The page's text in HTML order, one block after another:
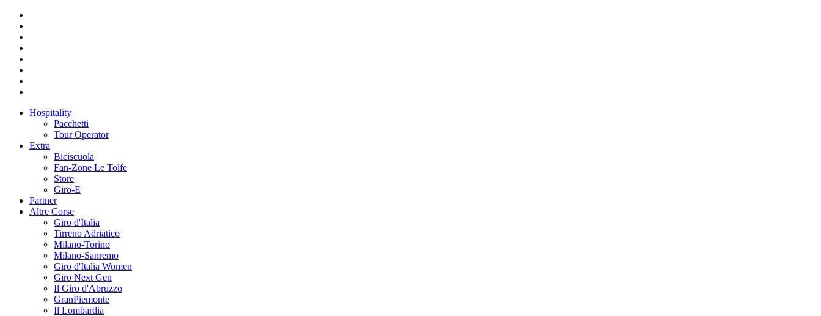
Hospitality
Pacchetti
Tour Operator
Extra
Biciscuola
Fan-Zone Le Tolfe
Store
Giro-E
Partner
Altre Corse
Giro d'Italia
Tirreno Adriatico
Milano-Torino
Milano-Sanremo
Giro d'Italia Women
Giro Next Gen
Il Giro d'Abruzzo
GranPiemonte
Il Lombardia